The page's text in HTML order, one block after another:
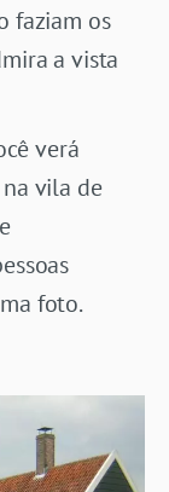
faziam os
a vista
verá
vila de
foto.